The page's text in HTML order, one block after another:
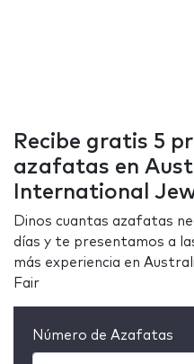
Recibe gratis 5
azafatas en
International
Dinos cuantas azafatas
días y te presentamos a
más experiencia en
Fair
Número de Azafatas